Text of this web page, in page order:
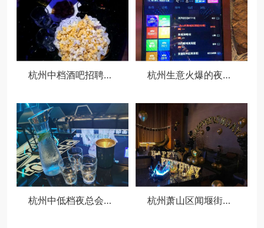
杭州中档酒吧招聘包厢陪唱,夜场如何吸引客人选你？ 杭州生意火爆的夜场ktv招聘模特佳丽,招聘电话多少
杭州中低档夜总会招聘包厢公主,(好上班的不挑人) 杭州萧山区闻堰街道附近酒吧招聘包厢管家,一个月工资多少